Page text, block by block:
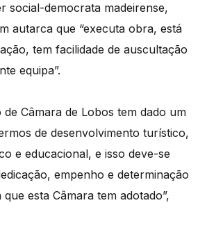
social-democrata madeirense,
autarca que “executa obra, está
tem facilidade de auscultação
equipa”.
de Câmara de Lobos tem dado um
de desenvolvimento turístico,
e educacional, e isso deve-se
empenho e determinação
esta Câmara tem adotado”,